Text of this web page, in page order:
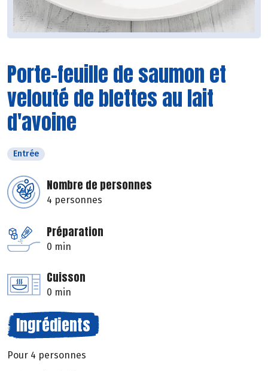
Porte-feuille de saumon et
velouté de blettes au lait
d'avoine
Entrée
Nombre de personnes
4 personnes
Préparation
0 min
Cuisson
0 min
Ingrédients
Pour 4 personnes